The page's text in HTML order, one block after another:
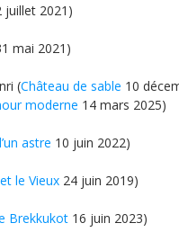
juillet 2021)
mai 2021)
(Château de sable 10
moderne 14 mars 2025)
astre 10 juin 2022)
le Vieux 24 juin 2019)
Brekkukot 16 juin 2023)